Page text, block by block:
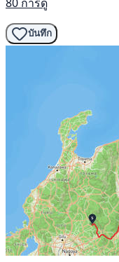
บันทึก